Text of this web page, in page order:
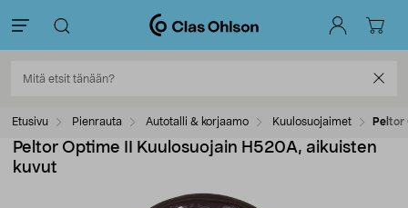
Etusivu Pienrauta Autotalli & korjaamo Kuulosuojaimet Peltor
Peltor Optime II Kuulosuojain H520A, aikuisten
kuvut